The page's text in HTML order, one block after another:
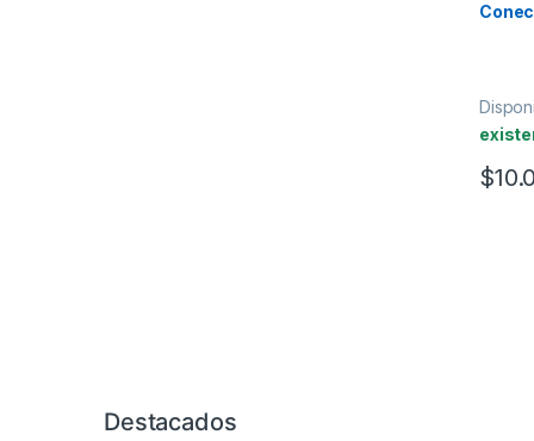
$
Marcas De Carrusel
Destacados